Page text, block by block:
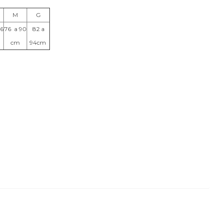
M G
76 a 90
cm
82 a
94cm